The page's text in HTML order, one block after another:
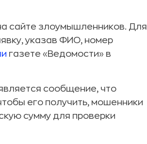
сайте злоумышленников. Для
указав ФИО, номер
газете «Ведомости» в
сообщение, что
его получить, мошенники
сумму для проверки